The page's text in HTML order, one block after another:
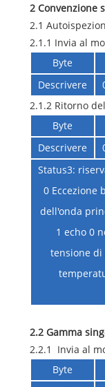
2 Convenzione
2.1
2.1.1 Invia al
Byte
Descrivere
2.1.2 Ritorno
Byte
Descrivere
Status3:
0 Eccezione
dell'onda
1 echo 0
tensione di
2.2 Gamma
2.2.1 Invia al
Byte